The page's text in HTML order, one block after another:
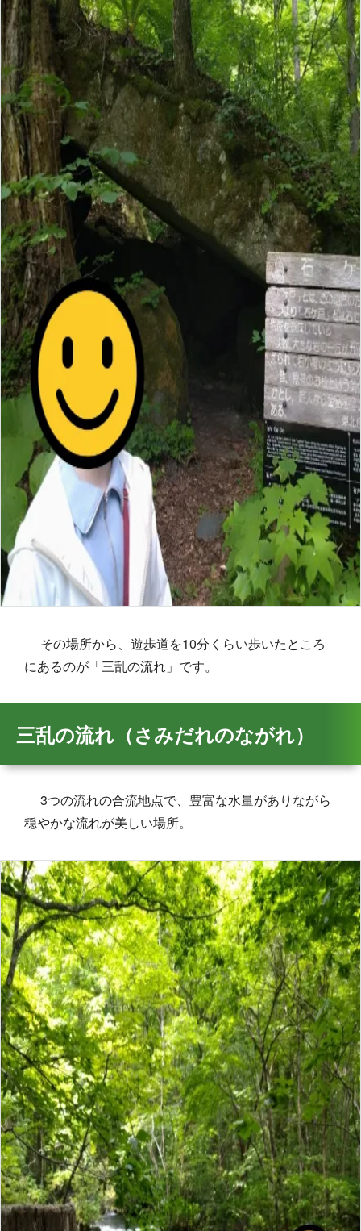
その場所から、遊歩道を10分くらい歩いたところ
にあるのが「三乱の流れ」です。
三乱の流れ（さみだれのながれ）
3つの流れの合流地点で、豊富な水量がありながら
穏やかな流れが美しい場所。